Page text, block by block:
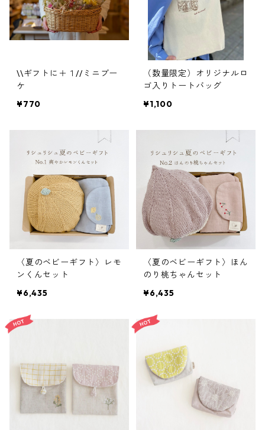
\\ギフトに＋１//ミニブー
ケ
¥770
（数量限定）オリジナルロ
ゴ入りトートバッグ
¥1,100
〈夏のベビーギフト〉レモ
ンくんセット
¥6,435
〈夏のベビーギフト〉ほん
のり桃ちゃんセット
¥6,435